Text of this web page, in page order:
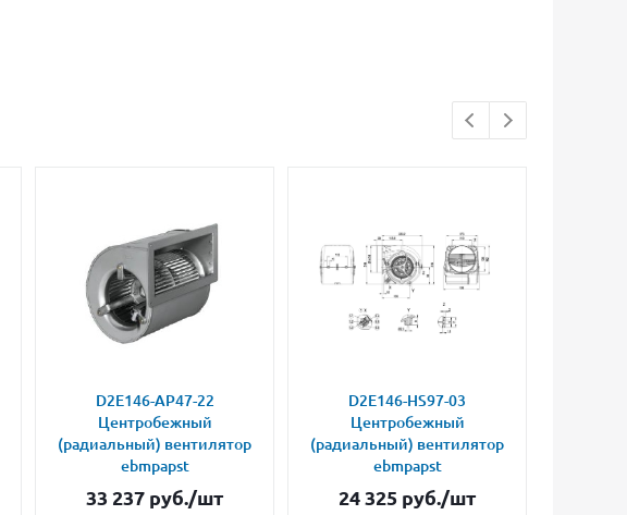
D2E146-AP47-22
Центробежный
(радиальный) вентилятор
ebmpapst
33 237 руб./шт
D2E146-HS97-03
Центробежный
(радиальный) вентилятор
ebmpapst
24 325 руб./шт